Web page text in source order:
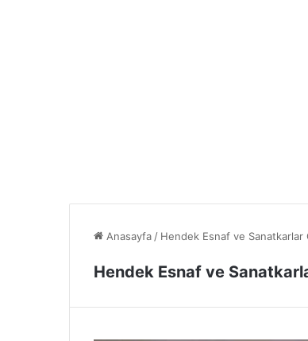
Anasayfa / Hendek Esnaf ve Sanatkarlar
Hendek Esnaf ve